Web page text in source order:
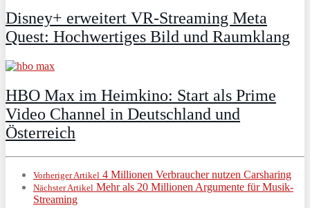
Disney+ erweitert VR‑Streaming Meta
Quest: Hochwertiges Bild und Raumklang
HBO Max im Heimkino: Start als Prime
Video Channel in Deutschland und
Österreich
Vorheriger Artikel 4 Millionen Verbraucher nutzen Carsharing
Nächster Artikel Mehr als 20 Millionen Argumente für Musik-
Streaming